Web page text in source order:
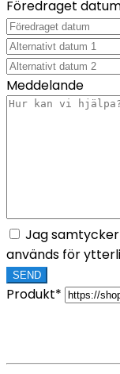
Föredraget
Meddelande
Jag
används för
Produkt*